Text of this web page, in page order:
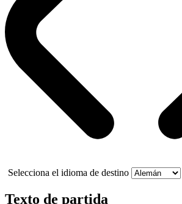
Selecciona el idioma de destino
Texto de partida